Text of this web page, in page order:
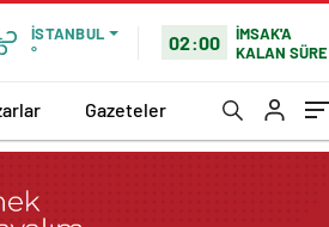
İSTANBUL
°
02:00
İMSAK'A
KALAN SÜRE
Gazeteler